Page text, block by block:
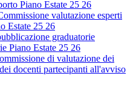
Piano Estate 25 26
valutazione esperti
Estate 25 26
graduatorie
Piano Estate 25 26
di valutazione dei
docenti partecipanti all'avviso